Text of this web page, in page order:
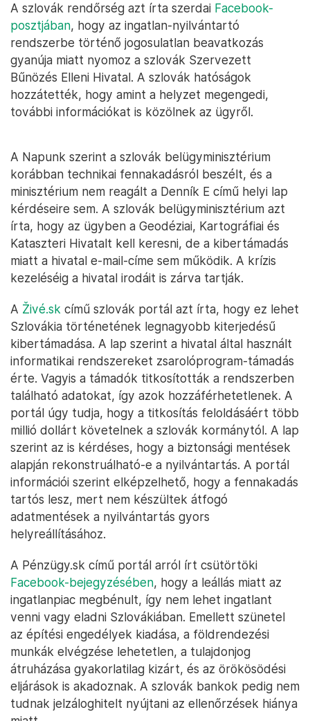
A szlovák rendőrség azt írta szerdai Facebook-
posztjában, hogy az ingatlan-nyilvántartó
rendszerbe történő jogosulatlan beavatkozás
gyanúja miatt nyomoz a szlovák Szervezett
Bűnözés Elleni Hivatal. A szlovák hatóságok
hozzátették, hogy amint a helyzet megengedi,
további információkat is közölnek az ügyről.
A Napunk szerint a szlovák belügyminisztérium
korábban technikai fennakadásról beszélt, és a
minisztérium nem reagált a Denník E című helyi lap
kérdéseire sem. A szlovák belügyminisztérium azt
írta, hogy az ügyben a Geodéziai, Kartográfiai és
Kataszteri Hivatalt kell keresni, de a kibertámadás
miatt a hivatal e-mail-címe sem működik. A krízis
kezeléséig a hivatal irodáit is zárva tartják.
A Živé.sk című szlovák portál azt írta, hogy ez lehet
Szlovákia történetének legnagyobb kiterjedésű
kibertámadása. A lap szerint a hivatal által használt
informatikai rendszereket zsarolóprogram-támadás
érte. Vagyis a támadók titkosították a rendszerben
található adatokat, így azok hozzáférhetetlenek. A
portál úgy tudja, hogy a titkosítás feloldásáért több
millió dollárt követelnek a szlovák kormánytól. A lap
szerint az is kérdéses, hogy a biztonsági mentések
alapján rekonstruálható-e a nyilvántartás. A portál
információi szerint elképzelhető, hogy a fennakadás
tartós lesz, mert nem készültek átfogó
adatmentések a nyilvántartás gyors
helyreállításához.
A Pénzügy.sk című portál arról írt csütörtöki
Facebook-bejegyzésében, hogy a leállás miatt az
ingatlanpiac megbénult, így nem lehet ingatlant
venni vagy eladni Szlovákiában. Emellett szünetel
az építési engedélyek kiadása, a földrendezési
munkák elvégzése lehetetlen, a tulajdonjog
átruházása gyakorlatilag kizárt, és az örökösödési
eljárások is akadoznak. A szlovák bankok pedig nem
tudnak jelzáloghitelt nyújtani az ellenőrzések hiánya